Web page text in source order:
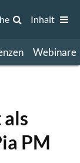
Webinare
Inhalt
PM